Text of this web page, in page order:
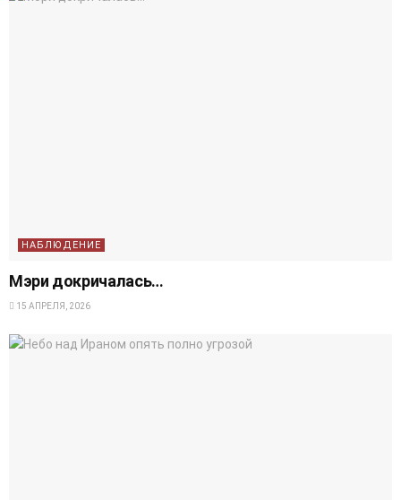
НАБЛЮДЕНИЕ
Мэри докричалась…
15 АПРЕЛЯ, 2026